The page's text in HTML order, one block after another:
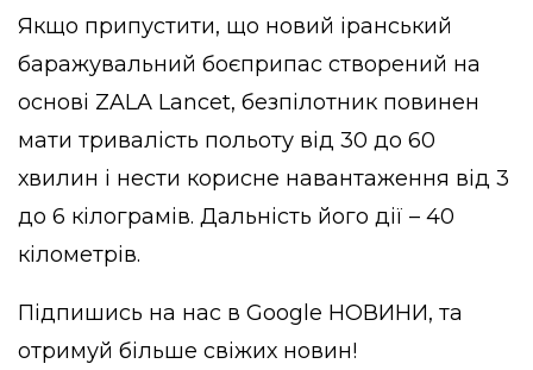
Якщо припустити, що новий іранський
баражувальний боєприпас створений на
основі ZALA Lancet, безпілотник повинен
мати тривалість польоту від 30 до 60
хвилин і нести корисне навантаження від 3
до 6 кілограмів. Дальність його дії – 40
кілометрів.
Підпишись на нас в Google НОВИНИ, та
отримуй більше свіжих новин!